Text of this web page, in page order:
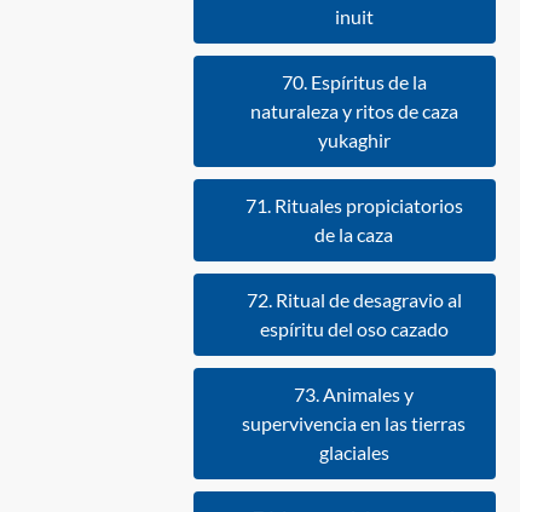
inuit
70. Espíritus de la
naturaleza y ritos de caza
yukaghir
71. Rituales propiciatorios
de la caza
72. Ritual de desagravio al
espíritu del oso cazado
73. Animales y
supervivencia en las tierras
glaciales